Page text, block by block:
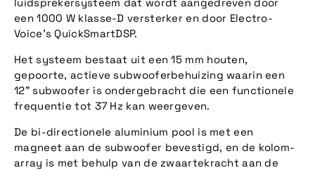
een 1000 W klasse-D versterker en door Electro-
Voice's QuickSmartDSP.
Het systeem bestaat uit een 15 mm houten,
gepoorte, actieve subwooferbehuizing waarin een
12" subwoofer is ondergebracht die een functionele
frequentie tot 37 Hz kan weergeven.
De bi-directionele aluminium pool is met een
magneet aan de subwoofer bevestigd, en de kolom-
array is met behulp van de zwaartekracht aan de